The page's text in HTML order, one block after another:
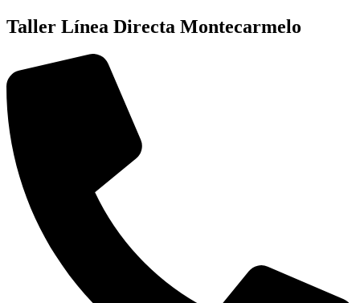
Taller Línea Directa Montecarmelo